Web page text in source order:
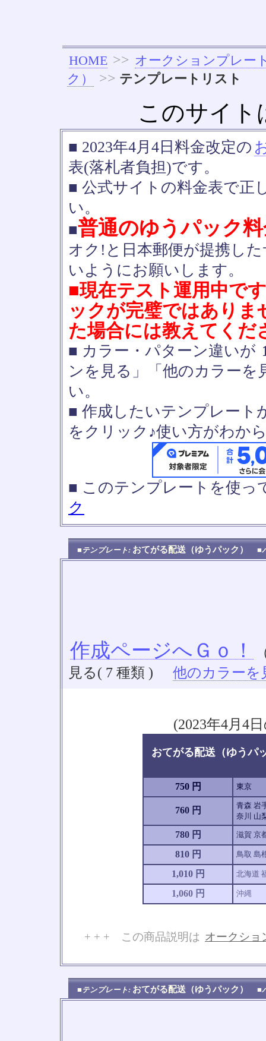
HOME >> オークションプレー
ク）
>> テンプレートリスト
このサイト
■ 2023年4月4日料金改定の
表(落札者負担)です。
■ 公式サイトの料金表で正
い。
■普通のゆうパック
オク!と日本郵便が提携し
いようにお願いします。
■現在テスト運用中で
ックが完璧ではあり
た場合には教えてくだ
■ カラー・パターン違いが
ンを見る」「他のカラー
い。
■ 作成したいテンプレート
をクリック♪使い方がわか
■ このテンプレートを使
ク
■テンプレート: おてがる配送（ゆうパック） ■
作成ページへＧｏ！
見る( 7 種類 )
他のカラーを
(2023年4月4
おてがる配送（ゆうパ
750 円 東京
760 円
青森 岩
奈川 山
780 円 滋賀 京
810 円 鳥取 島
1,010 円 北海道
1,060 円 沖縄
+ + + この商品説明は オークショ
■テンプレート: おてがる配送（ゆうパック） ■